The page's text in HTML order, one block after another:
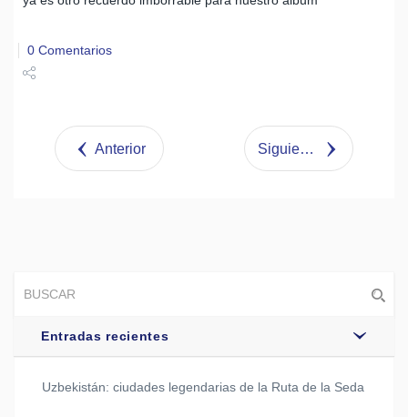
0 Comentarios
Tweet
Anterior Siguiente
Entradas recientes
Uzbekistán: ciudades legendarias de la Ruta de la Seda